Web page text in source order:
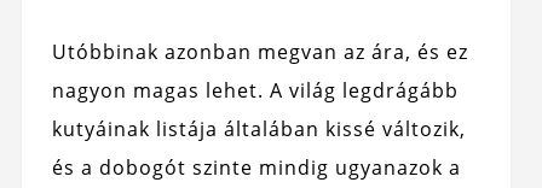
Utóbbinak azonban megvan az ára, és ez
nagyon magas lehet. A világ legdrágább
kutyáinak listája általában kissé változik,
és a dobogót szinte mindig ugyanazok a